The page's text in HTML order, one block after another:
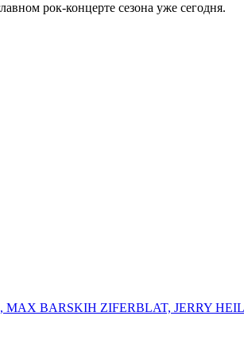
рок-концерте сезона уже сегодня.
BARSKIH ⁠ZIFERBLAT, ⁠JERRY